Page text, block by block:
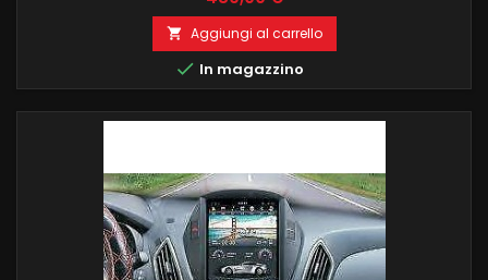
 Aggiungi al carrello
 In magazzino